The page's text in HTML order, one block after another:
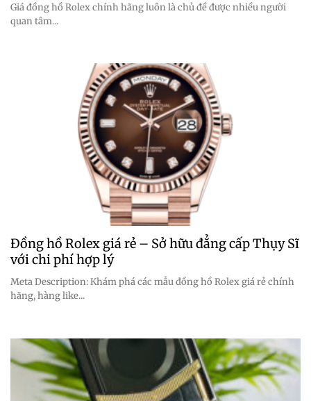
Giá đồng hồ Rolex chính hãng luôn là chủ đề được nhiều người
quan tâm...
Đồng hồ Rolex giá rẻ – Sở hữu đẳng cấp Thụy Sĩ
với chi phí hợp lý
Meta Description: Khám phá các mẫu đồng hồ Rolex giá rẻ chính
hãng, hàng like...